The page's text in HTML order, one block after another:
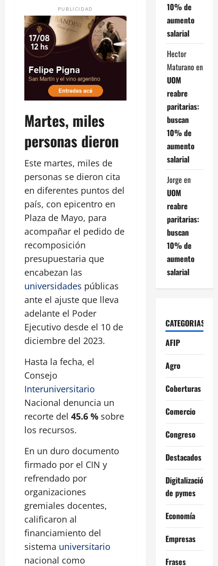
PUBLICIDAD
Martes, miles
personas dieron
Este martes, miles de
personas se dieron cita
en diferentes puntos del
país, con epicentro en
Plaza de Mayo, para
acompañar el pedido de
recomposición
presupuestaria que
encabezan las
universidades públicas
ante el ajuste que lleva
adelante el Poder
Ejecutivo desde el 10 de
diciembre del 2023.
Hasta la fecha, el
Consejo
Interuniversitario
Nacional denuncia un
recorte del 45.6 % sobre
los recursos.
En un duro documento
firmado por el CIN y
refrendado por
organizaciones
gremiales docentes,
calificaron al
financiamiento del
sistema universitario
nacional como
10% de
aumento
salarial
Hector
Maturano en
UOM
reabre
paritarias:
buscan
10% de
aumento
salarial
Jorge en
UOM
reabre
paritarias:
buscan
10% de
aumento
salarial
CATEGORIAS
AFIP
Agro
Coberturas
Comercio
Congreso
Destacados
Digitalización
de pymes
Economía
Empresas
Frases